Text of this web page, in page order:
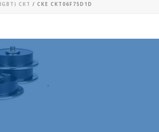
CKT / CKE CKT06F75D1D